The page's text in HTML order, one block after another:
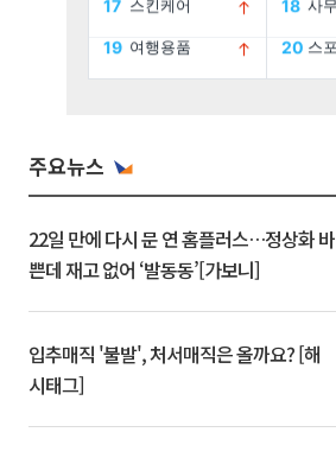
주요뉴스
22일 만에 다시 문 연 홈플러스…정상화 바
쁜데 재고 없어 ‘발동동’[가보니]
입추매직 '불발', 처서매직은 올까요? [해
시태그]